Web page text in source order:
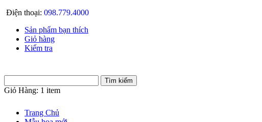
Điện thoại: 098.779.4000
Sản phẩm bạn thích
Giỏ hàng
Kiểm tra
Giỏ Hàng: 1 item
Trang Chủ